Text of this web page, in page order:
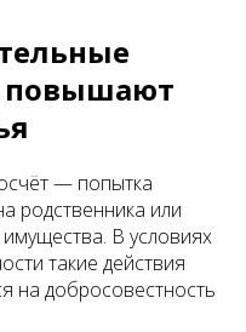
повышают
— попытка
родственника или
В условиях
такие действия
на добросовестность